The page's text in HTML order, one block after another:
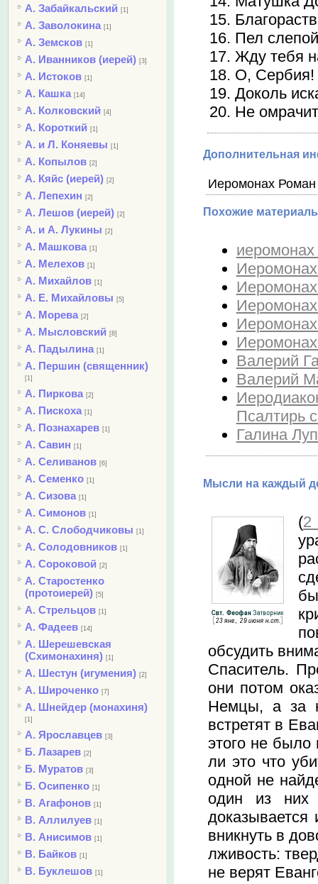
А. Забайкальский [1]
А. Заволокина [1]
А. Земсков [1]
А. Иванников (иерей) [3]
А. Истоков [1]
А. Кашка [14]
А. Колковский [4]
А. Короткий [1]
А. и Л. Коняевы [1]
А. Копылов [2]
А. Кяйс (иерей) [2]
А. Лепехин [2]
А. Лешов (иерей) [2]
А. и А. Лукины [2]
А. Машкова [1]
А. Мелехов [1]
А. Михайлов [1]
А. Е. Михайловы [5]
А. Морева [2]
А. Мысловский [8]
А. Падылина [1]
А. Першин (священник)
[1]
А. Пиркова [2]
А. Пискоха [1]
А. Познахарев [1]
А. Савин [1]
А. Селиванов [6]
А. Семенко [1]
А. Сизова [1]
А. Симонов [1]
А. С. Слободчиковы [1]
А. Солодовников [1]
А. Сороковой [2]
А. Старостенко
(протоиерей) [5]
А. Стрельцов [1]
А. Фадеев [14]
А. Шерешевская
(Схимонахиня) [1]
А. Шестун (игумения) [2]
А. Широченко [7]
А. Шнейдер (монахиня)
[1]
А. Ярославцев [3]
Б. Лазарев [2]
Б. Муратов [3]
Б. Осипенко [1]
В. Агафонов [1]
В. Аллилуев [1]
В. Анисимов [1]
В. Байков [1]
В. Буклешов [1]
15.
16. Пел
17. Жду тебя
18. О, Сербия!
19. Доколь
20. Не
Дополнительная
Иеромонах Роман
Похожие
Валерий
Валерий
Псалтирь
Галина
Мысли на каждый
(2
обсудить
Спаситель.
они потом
Немцы, а за
встретят в
этого не было
ли это что
одной не
один из них
доказывается
вникнуть в
лживость:
не верят